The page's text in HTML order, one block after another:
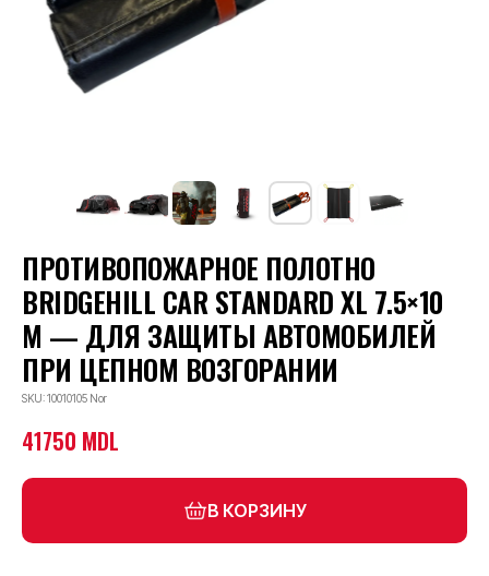
ПРОТИВОПОЖАРНОЕ ПОЛОТНО
BRIDGEHILL CAR STANDARD XL 7.5×10
М — ДЛЯ ЗАЩИТЫ АВТОМОБИЛЕЙ
ПРИ ЦЕПНОМ ВОЗГОРАНИИ
SKU: 10010105 Nor
41750 MDL
В КОРЗИНУ